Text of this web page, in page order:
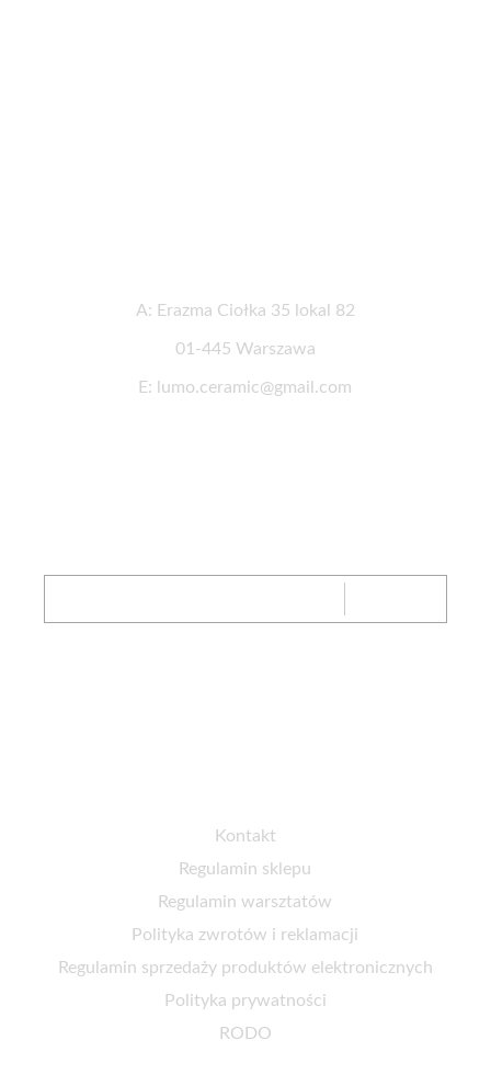
A: Erazma Ciołka 35 lokal 82
01-445 Warszawa
E: lumo.ceramic@gmail.com
Kontakt
Regulamin sklepu
Regulamin warsztatów
Polityka zwrotów i reklamacji
Regulamin sprzedaży produktów elektronicznych
Polityka prywatności
RODO